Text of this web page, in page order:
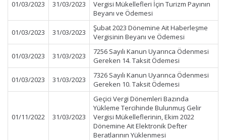
01/03/2023 31/03/2023
Vergisi Mükellefleri İçin Turizm Payının
Beyanı ve Ödemesi
01/03/2023 31/03/2023
Şubat 2023 Dönemine Ait Haberleşme
Vergisinin Beyanı ve Ödemesi
01/03/2023 31/03/2023
7256 Sayılı Kanun Uyarınca Ödenmesi
Gereken 14. Taksit Ödemesi
01/03/2023 31/03/2023
7326 Sayılı Kanun Uyarınca Ödenmesi
Gereken 10. Taksit Ödemesi
01/11/2022 31/03/2023
Geçici Vergi Dönemleri Bazında
Yükleme Tercihinde Bulunmuş Gelir
Vergisi Mükelleflerinin, Ekim 2022
Dönemine Ait Elektronik Defter
Beratlarının Yüklenmesi